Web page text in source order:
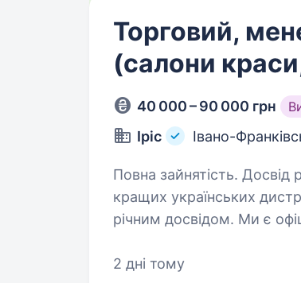
Торговий,
(салони
40 000 – 90 000 грн
Іріс Івано-
Повна зайнятість. Досвід роботи від 1
кращих українських
річним досвідом. Ми є
2 дні тому